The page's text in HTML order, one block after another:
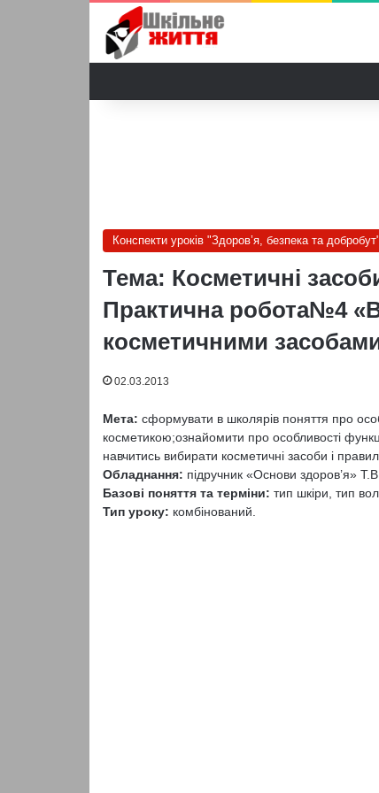
Конспекти уроків "Здоров’я, безпека та
Тема: Косметичні
Практична робота№4
косметичними
02.03.2013
Мета: сформувати в школярів поняття про
косметикою;ознайомити про особливості
навчитись вибирати косметичні засоби і
Обладнання: підручник «Основи здоров’я»
Базові поняття та терміни: тип шкіри, тип
Тип уроку: комбінований.